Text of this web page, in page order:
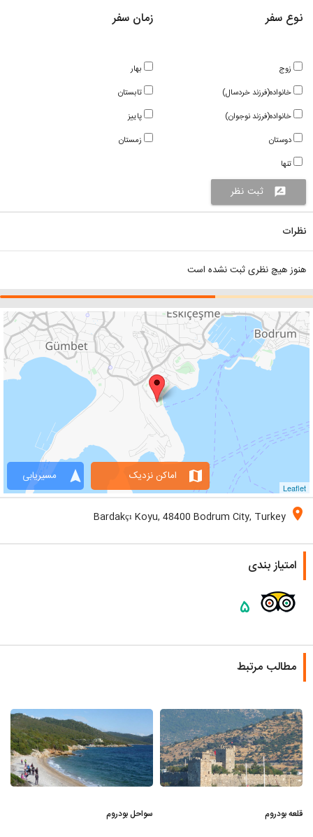
زمان سفر
بهار
تابستان
پاییز
زمستان
نوع سفر
زوج
خانواده(فرزند خردسال)
خانواده(فرزند نوجوان)
دوستان
تنها
rate_review ثبت نظر
نظرات
هنوز هیچ نظری ثبت نشده است
Leaflet
navigation مسیریابی map اماکن نزدیک
location_on
Bardakçı Koyu, 48400 Bodrum City, Turkey
امتیاز بندی
۵
مطالب مرتبط
قلعه بودروم سواحل بودروم